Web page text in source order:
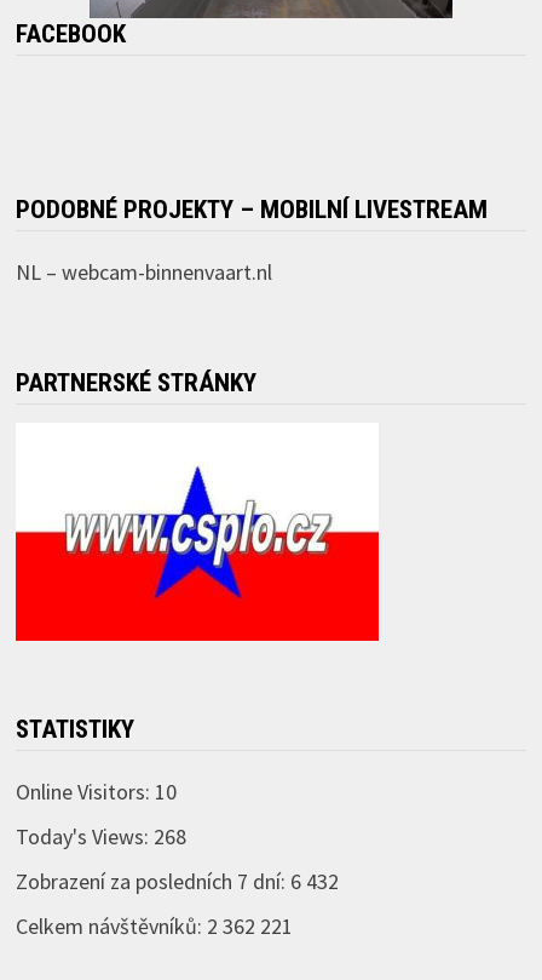
FACEBOOK
PODOBNÉ PROJEKTY – MOBILNÍ LIVESTREAM
NL – webcam-binnenvaart.nl
PARTNERSKÉ STRÁNKY
STATISTIKY
Online Visitors: 10
Today's Views: 268
Zobrazení za posledních 7 dní: 6 432
Celkem návštěvníků: 2 362 221